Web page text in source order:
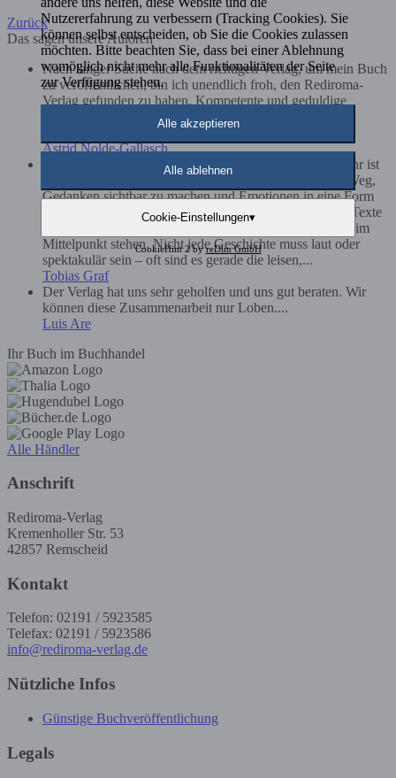
Zurück
Das sagen unsere Autoren
Nach langer Suche nach dem richtigen Verlag, um mein Buch
zu veröffentlichen, bin ich unendlich froh, den Rediroma-
Verlag gefunden zu haben. Kompetente und geduldige
Betreuung, faire Preise und in jedem Schritt absolut
transparent. Vielen Dank!...
Astrid Nolde-Gallasch
Als Autor bin ich der Meinung, dass Schreiben weit mehr ist
als das bloße Aneinanderreihen von Worten. Es ist ein Weg,
Gedanken sichtbar zu machen und Emotionen in eine Form
zu bringen, die andere Menschen erreichen kann. Gute Texte
entstehen für mich dann, wenn Ehrlichkeit und Klarheit im
Mittelpunkt stehen. Nicht jede Geschichte muss laut oder
spektakulär sein – oft sind es gerade die leisen,...
Tobias Graf
Der Verlag hat uns sehr geholfen und uns gut beraten. Wir
können diese Zusammenarbeit nur Loben....
Luis Are
Ihr Buch im Buchhandel
Alle Händler
Anschrift
Rediroma-Verlag
Kremenholler Str. 53
42857 Remscheid
Kontakt
Telefon: 02191 / 5923585
Telefax: 02191 / 5923586
info@rediroma-verlag.de
Nützliche Infos
Günstige Buchveröffentlichung
Legals
Nutzererfahrung zu verbessern (Tracking Cookies). Sie
können selbst entscheiden, ob Sie die Cookies zulassen
möchten. Bitte beachten Sie, dass bei einer Ablehnung
womöglich nicht mehr alle Funktionalitäten der Seite
zur Verfügung stehen.
Alle akzeptieren
Alle ablehnen
Cookie-Einstellungen▾
CookieHint 2 byreDim GmbH